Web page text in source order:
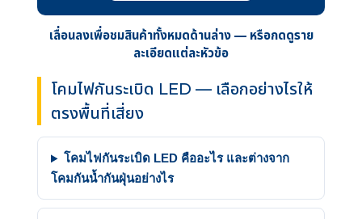
เลื่อนลงเพื่อชมสินค้าทั้งหมดด้านล่าง — หรือกดดูราย
ละเอียดแต่ละหัวข้อ
โคมไฟกันระเบิด LED — เลือกอย่างไรให้
ตรงพื้นที่เสี่ยง
โคมไฟกันระเบิด LED คืออะไร และต่างจาก
โคมกันน้ำกันฝุ่นอย่างไร